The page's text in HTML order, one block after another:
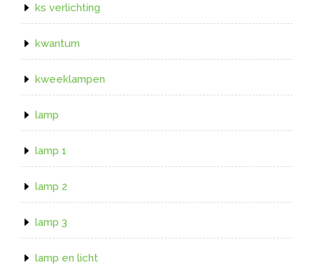
ks verlichting
kwantum
kweeklampen
lamp
lamp 1
lamp 2
lamp 3
lamp en licht